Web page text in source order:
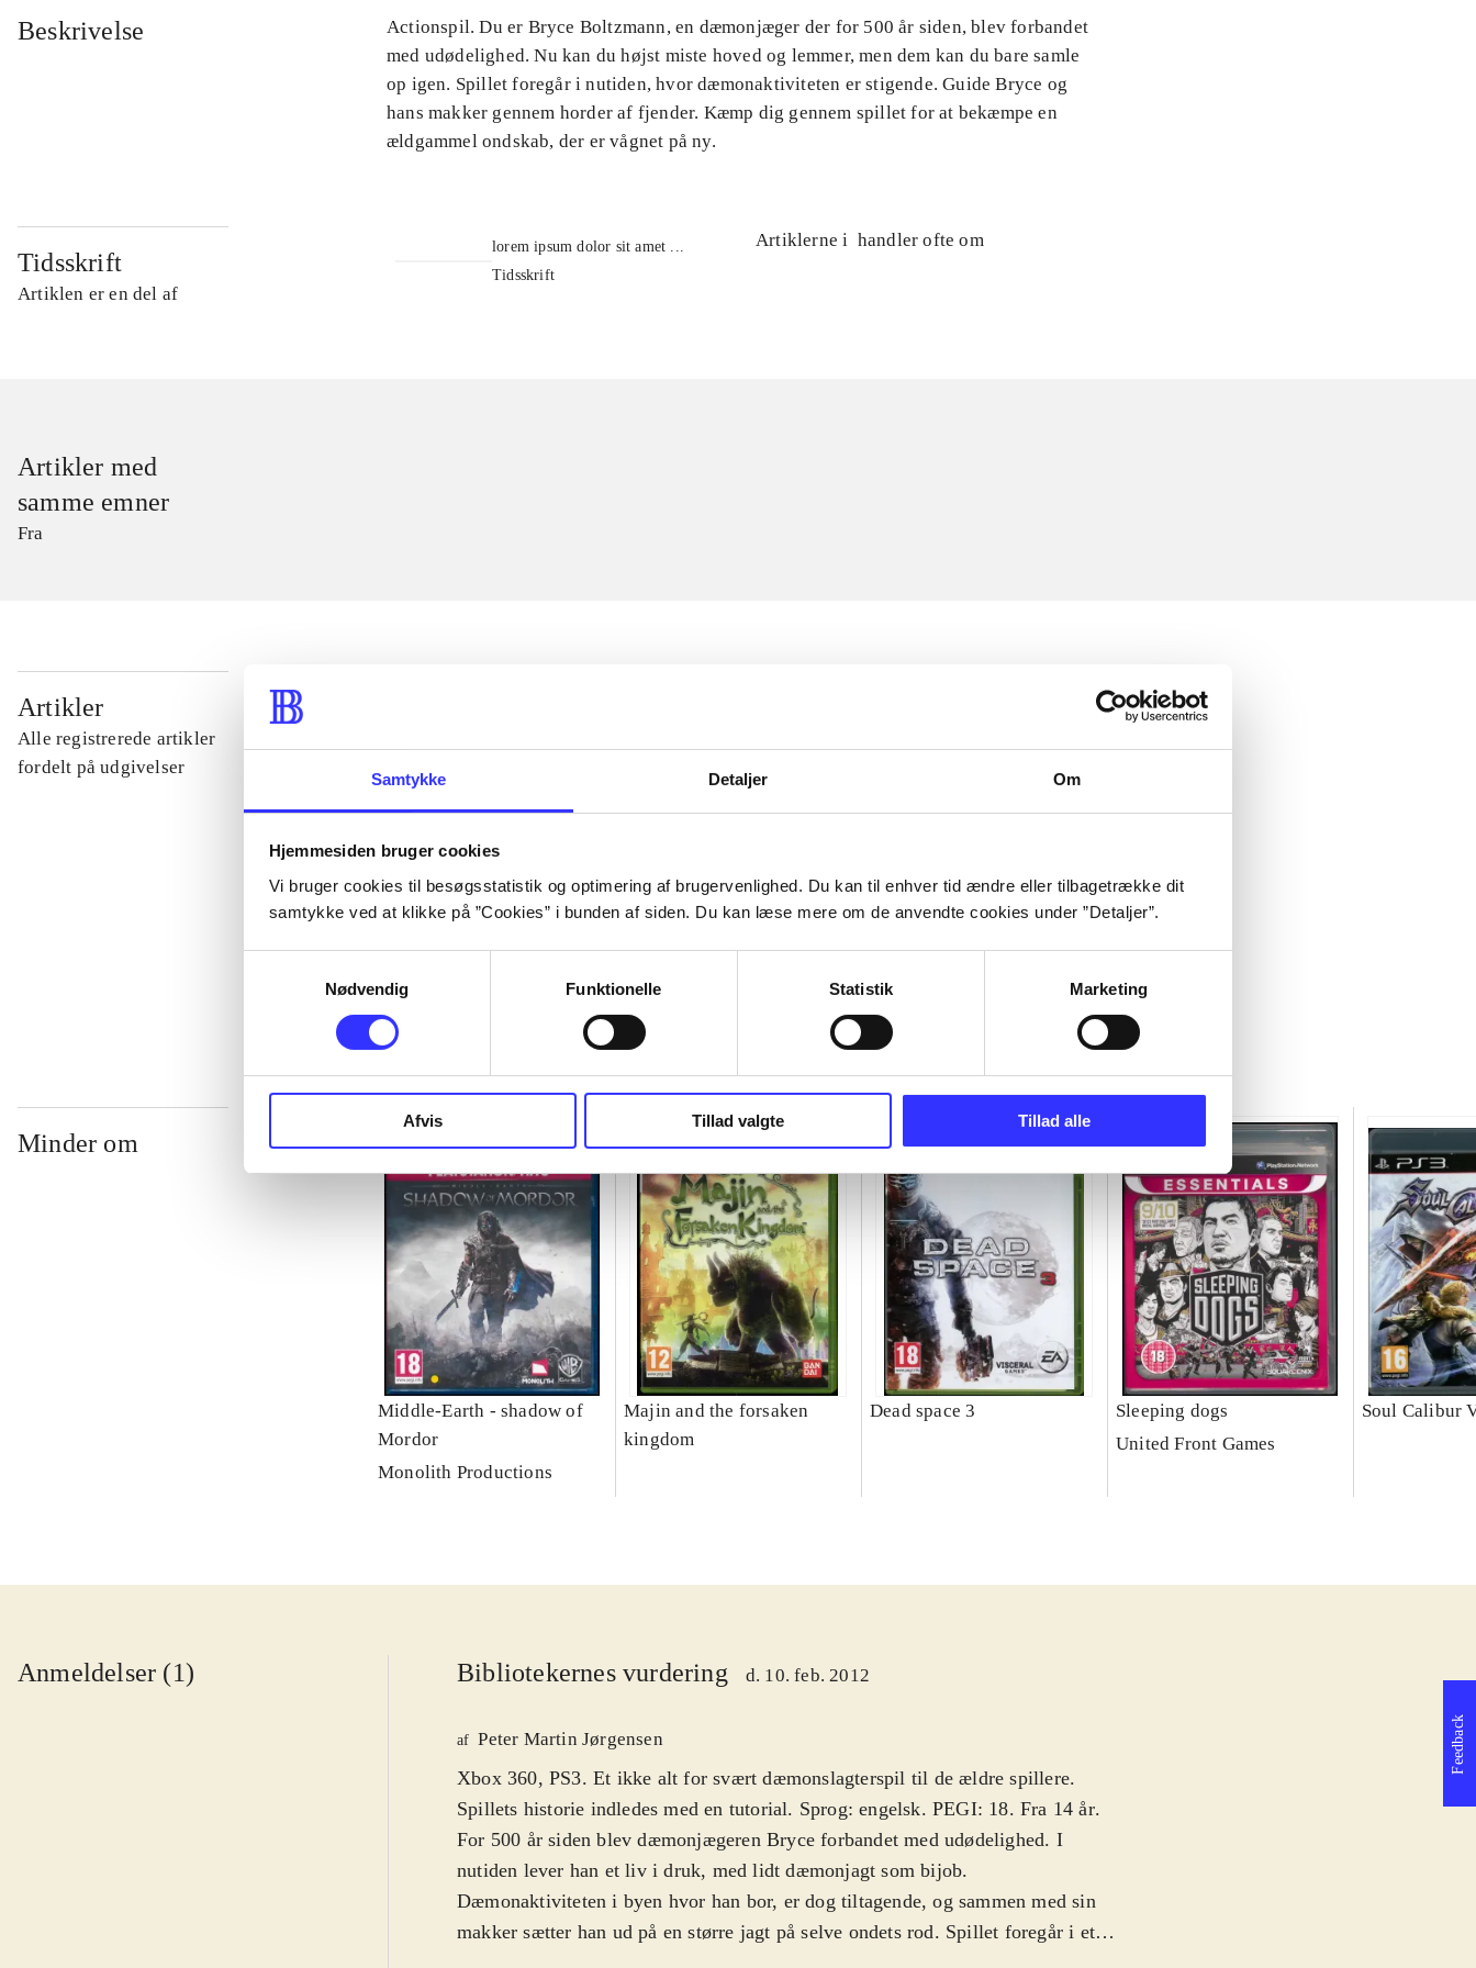
Samtykke Detaljer Om
Hjemmesiden bruger cookies
Vi bruger cookies til besøgsstatistik og optimering af brugervenlighed. Du kan til enhver tid ændre eller tilbagetrække dit
samtykke ved at klikke på ”Cookies” i bunden af siden. Du kan læse mere om de anvendte cookies under ”Detaljer”.
Nødvendig
Funktionelle Statistik Marketing
Afvis Tillad valgte Tillad alle
Beskrivelse
Actionspil. Du er Bryce Boltzmann, en dæmonjæger der for 500 år siden, blev forbandet
med udødelighed. Nu kan du højst miste hoved og lemmer, men dem kan du bare samle
op igen. Spillet foregår i nutiden, hvor dæmonaktiviteten er stigende. Guide Bryce og
hans makker gennem horder af fjender. Kæmp dig gennem spillet for at bekæmpe en
ældgammel ondskab, der er vågnet på ny.
Tidsskrift
Artiklen er en del af
lorem ipsum dolor sit amet ...
Tidsskrift
Artiklerne i handler ofte om
Artikler med
samme emner
Fra
Artikler
Alle registrerede artikler
fordelt på udgivelser
...
Minder om
Middle-Earth - shadow of
Mordor
Monolith Productions
Majin and the forsaken
kingdom
Dead space 3
Sleeping dogs
United Front Games
Soul Calibur
Anmeldelser (1) Bibliotekernes vurdering d. 10. feb. 2012
af Peter Martin Jørgensen
Xbox 360, PS3. Et ikke alt for svært dæmonslagterspil til de ældre spillere.
Spillets historie indledes med en tutorial. Sprog: engelsk. PEGI: 18. Fra 14 år.
For 500 år siden blev dæmonjægeren Bryce forbandet med udødelighed. I
nutiden lever han et liv i druk, med lidt dæmonjagt som bijob.
Dæmonaktiviteten i byen hvor han bor, er dog tiltagende, og sammen med sin
makker sætter han ud på en større jagt på selve ondets rod. Spillet foregår i et
Feedback